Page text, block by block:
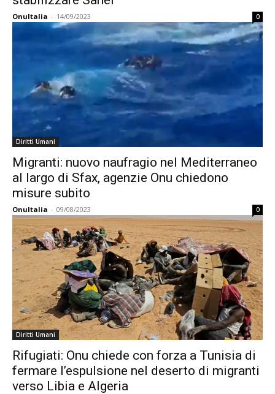
OnuItalia - 14/09/2023 0
Diritti Umani
Migranti: nuovo naufragio nel Mediterraneo
al largo di Sfax, agenzie Onu chiedono
misure subito
OnuItalia - 09/08/2023 0
Diritti Umani
Rifugiati: Onu chiede con forza a Tunisia di
fermare l’espulsione nel deserto di migranti
verso Libia e Algeria